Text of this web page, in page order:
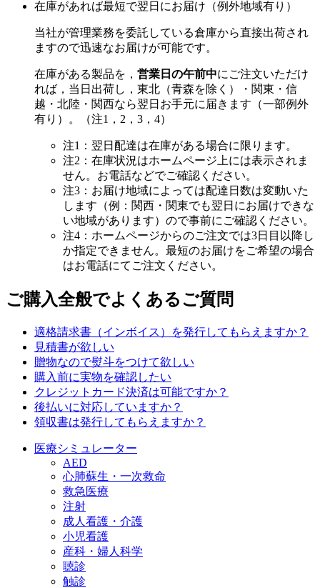
在庫があれば最短で翌日にお届け（例外地域有り）
当社が管理業務を委託している倉庫から直接出荷され
ますので迅速なお届けが可能です。
在庫がある製品を， 営業日の午前中にご注文いただけ
れば，当日出荷し，東北（青森を除く）・関東・信
越・北陸・関西なら翌日お手元に届きます（一部例外
有り）。（注1，2，3，4）
注1：翌日配達は在庫がある場合に限ります。
注2：在庫状況はホームページ上には表示されま
せん。お電話などでご確認ください。
注3：お届け地域によっては配達日数は変動いた
します（例：関西・関東でも翌日にお届けできな
い地域があります）ので事前にご確認ください。
注4：ホームページからのご注文では3日目以降し
か指定できません。最短のお届けをご希望の場合
はお電話にてご注文ください。
ご購入全般でよくあるご質問
適格請求書（インボイス）を発行してもらえますか？
見積書が欲しい
贈物なので熨斗をつけて欲しい
購入前に実物を確認したい
クレジットカード決済は可能ですか？
後払いに対応していますか？
領収書は発行してもらえますか？
医療シミュレーター
AED
心肺蘇生・一次救命
救急医療
注射
成人看護・介護
小児看護
産科・婦人科学
聴診
触診